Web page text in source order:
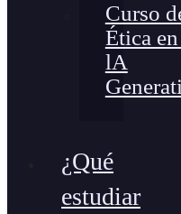
Curso
Ética
lA
¿Qué
estudiar